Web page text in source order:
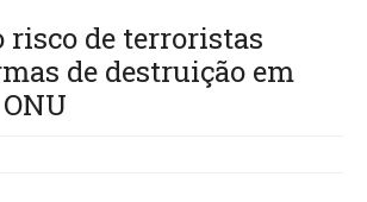
risco de terroristas
de destruição em